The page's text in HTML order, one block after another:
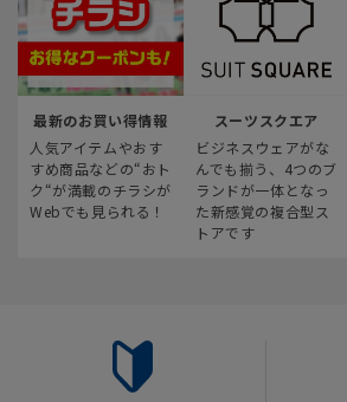
最新のお買い得情報
人気アイテムやおす
すめ商品などの“おト
ク“が満載のチラシが
Webでも見られる！
スーツスクエア
ビジネスウェアがな
んでも揃う、4つのブ
ランドが一体となっ
た新感覚の複合型ス
トアです